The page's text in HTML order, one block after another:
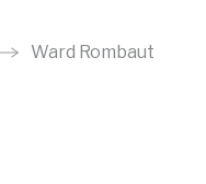
Ward Rombaut